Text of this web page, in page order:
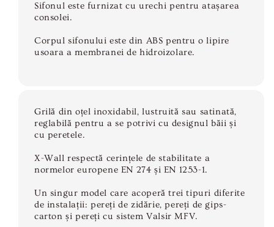
Sifonul este furnizat cu urechi pentru atașarea
consolei.
Corpul sifonului este din ABS pentru o lipire
usoara a membranei de hidroizolare.
Grilă din oțel inoxidabil, lustruită sau satinată,
reglabilă pentru a se potrivi cu designul băii și
cu peretele.
X-Wall respectă cerințele de stabilitate a
normelor europene EN 274 și EN 1253-1.
Un singur model care acoperă trei tipuri diferite
de instalații: pereți de zidărie, pereți de gips-
carton și pereți cu sistem Valsir MFV.